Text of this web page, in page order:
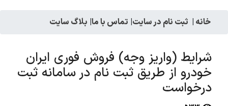
خانه | ثبت نام در سایت| تماس با ما| بلاگ سایت
شرایط (واریز وجه) فروش فوری ایران
خودرو از طریق ثبت نام در سامانه ثبت
درخواست